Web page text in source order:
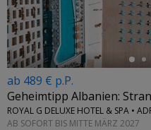
ab 489 € p.P.
Geheimtipp Albanien:
ROYAL G DELUXE HOTEL & SPA •
AB SOFORT BIS MITTE MÄRZ 2027